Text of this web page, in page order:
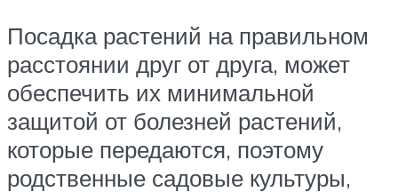
Посадка растений на правильном
расстоянии друг от друга, может
обеспечить их минимальной
защитой от болезней растений,
которые передаются, поэтому
родственные садовые культуры,